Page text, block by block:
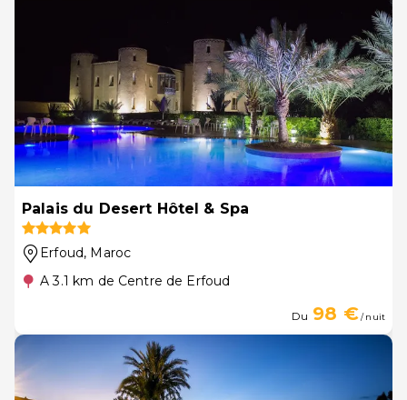
Palais du Desert Hôtel & Spa
Erfoud, Maroc
A 3.1 km de Centre de Erfoud
Du 98 €/ nuit